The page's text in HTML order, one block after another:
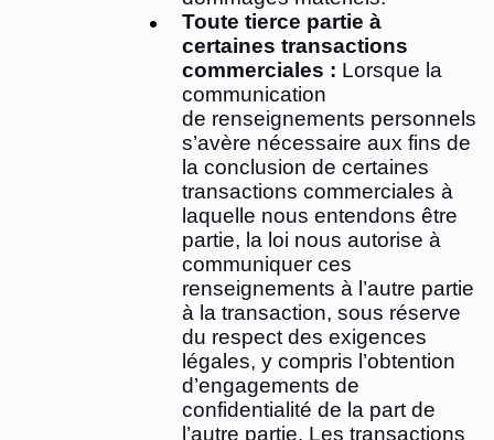
Toute tierce partie à
certaines transactions
commerciales : Lorsque la
communication
de renseignements personnels
s’avère nécessaire aux fins de
la conclusion de certaines
transactions commerciales à
laquelle nous entendons être
partie, la loi nous autorise à
communiquer ces
renseignements à l’autre partie
à la transaction, sous réserve
du respect des exigences
légales, y compris l’obtention
d’engagements de
confidentialité de la part de
l’autre partie. Les transactions